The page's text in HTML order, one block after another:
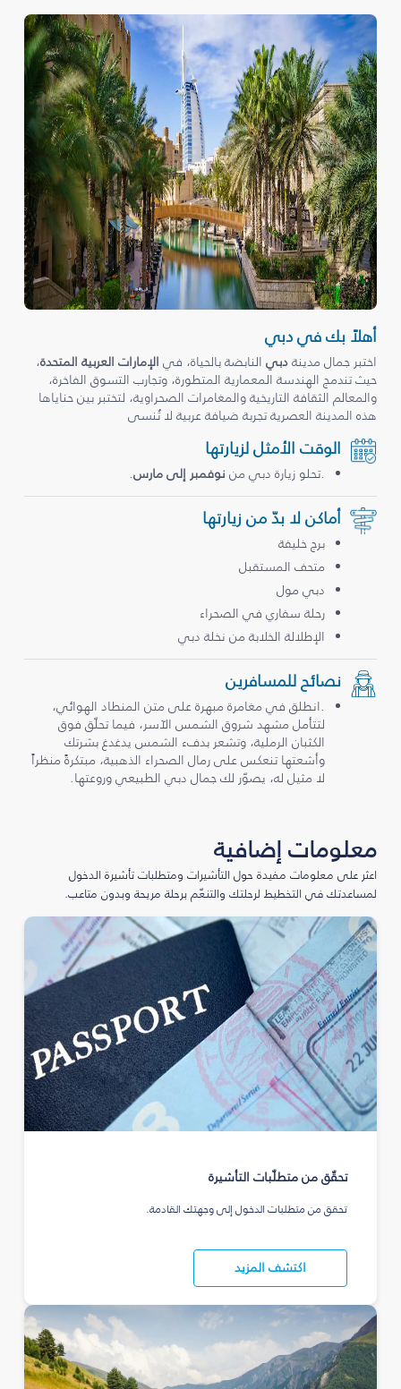
أهلاً بك في دبي
اختبر جمال مدينةدبيالنابضة بالحياة، في الإمارات العربية المتحدة،
حيث تندمج الهندسة المعمارية المتطورة، وتجارب التسوق الفاخرة،
والمعالم الثقافة التاريخية والمغامرات الصحراوية، لتختبر بين حناياها
هذه المدينة العصرية تجربة ضيافة عربية لا تُنسى
الوقت الأمثل لزيارتها
.تحلو زيارة دبي من نوفمبر إلى مارس.
أماكن لا بدّ من زيارتها
برج خليفة
متحف المستقبل
دبي مول
رحلة سفاري في الصحراء
الإطلالة الخلابة من نخلة دبي
نصائح للمسافرين
.انطلق في مغامرة مبهرة على متن المنطاد الهوائي،
لتتأمل مشهد شروق الشمس الآسر، فيما تحلّق فوق
الكثبان الرملية، وتشعر بدفء الشمس يدغدغ بشرتك
وأشعتها تنعكس على رمال الصحراء الذهبية، مبتكرةً منظراً
لا مثيل له، يصوّر لك جمال دبي الطبيعي وروعتها.
معلومات إضافية
اعثر على معلومات مفيدة حول التأشيرات ومتطلبات تأشيرة الدخول
لمساعدتك في التخطيط لرحلتك والتنعّم برحلة مريحة وبدون متاعب.
تحقّق من متطلّبات التأشيرة
تحقق من متطلبات الدخول إلى وجهتك القادمة.
اكتشف المزيد